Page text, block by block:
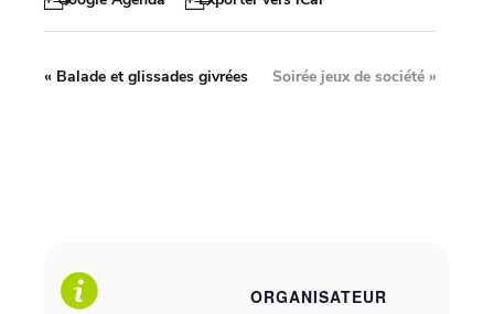
ORGANISATEUR
« Balade et glissades givrées Soirée jeux de société »